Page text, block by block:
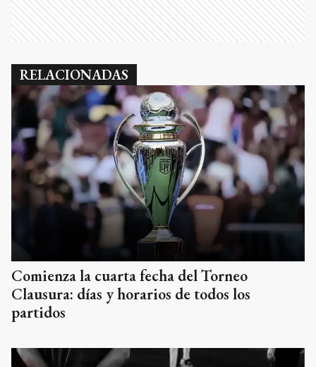
RELACIONADAS
Comienza la cuarta fecha del Torneo
Clausura: días y horarios de todos los
partidos